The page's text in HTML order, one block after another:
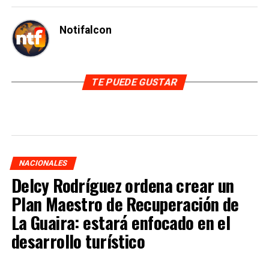
Notifalcon
TE PUEDE GUSTAR
NACIONALES
Delcy Rodríguez ordena crear un
Plan Maestro de Recuperación de
La Guaira: estará enfocado en el
desarrollo turístico